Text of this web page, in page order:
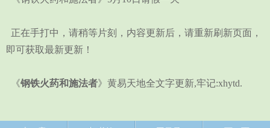
正在手打中，请稍等片刻，内容更新后，请重新刷新页面，
即可获取最新更新！
《钢铁火药和施法者》黄易天地全文字更新,牢记:xhytd.